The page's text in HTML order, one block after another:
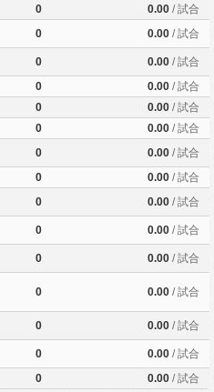
0 0.00/ 試合
0 0.00/ 試合
0 0.00/ 試合
0 0.00/ 試合
0 0.00/ 試合
0 0.00/ 試合
0 0.00/ 試合
0 0.00/ 試合
0 0.00/ 試合
0 0.00/ 試合
0 0.00/ 試合
0 0.00/ 試合
0 0.00/ 試合
0 0.00/ 試合
0 0.00/ 試合